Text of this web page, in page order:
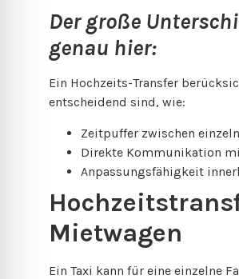
Der große
genau hier:
Ein Hochzeits-Transfer
entscheidend sind, wie:
Zeitpuffer zwischen
Direkte Kommunikation
Anpassungsfähigkeit
Mietwagen
Ein Taxi kann für eine einzelne